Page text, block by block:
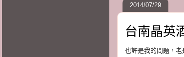
2014/07/29
台南晶英
也許是我的問題，